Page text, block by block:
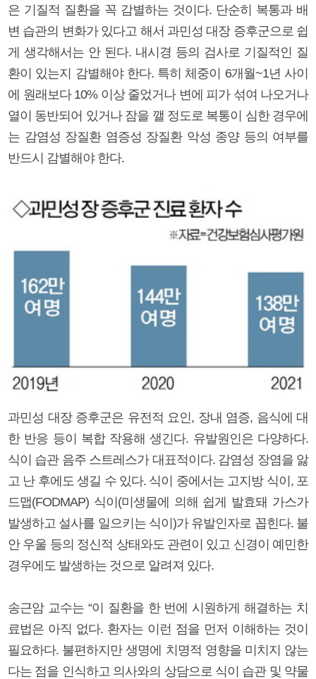
은 기질적 질환을 꼭 감별하는 것이다. 단순히 복통과 배
변 습관의 변화가 있다고 해서 과민성 대장 증후군으로 쉽
게 생각해서는 안 된다. 내시경 등의 검사로 기질적인 질
환이 있는지 감별해야 한다. 특히 체중이 6개월~1년 사이
에 원래보다 10% 이상 줄었거나 변에 피가 섞여 나오거나
열이 동반되어 있거나 잠을 깰 정도로 복통이 심한 경우에
는 감염성 장질환 염증성 장질환 악성 종양 등의 여부를
반드시 감별해야 한다.
과민성 대장 증후군은 유전적 요인, 장내 염증, 음식에 대
한 반응 등이 복합 작용해 생긴다. 유발원인은 다양하다.
식이 습관 음주 스트레스가 대표적이다. 감염성 장염을 앓
고 난 후에도 생길 수 있다. 식이 중에서는 고지방 식이, 포
드맵(FODMAP) 식이(미생물에 의해 쉽게 발효돼 가스가
발생하고 설사를 일으키는 식이)가 유발인자로 꼽힌다. 불
안 우울 등의 정신적 상태와도 관련이 있고 신경이 예민한
경우에도 발생하는 것으로 알려져 있다.
송근암 교수는 “이 질환을 한 번에 시원하게 해결하는 치
료법은 아직 없다. 환자는 이런 점을 먼저 이해하는 것이
필요하다. 불편하지만 생명에 치명적 영향을 미치지 않는
다는 점을 인식하고 의사와의 상담으로 식이 습관 및 약물